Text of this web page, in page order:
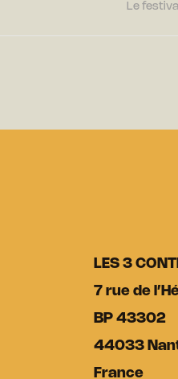
Le
LES 3
7 rue de
BP 43302
44033
France